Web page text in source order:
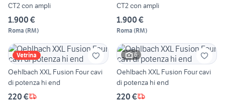
CT2 con ampli
1.900 €
Roma (RM)
CT2 con ampli
1.900 €
Roma (RM)
Vetrina
Oehlbach XXL Fusion Four cavi
di potenza hi end
220 €
6
Oehlbach XXL Fusion Four cavi
di potenza hi end
220 €